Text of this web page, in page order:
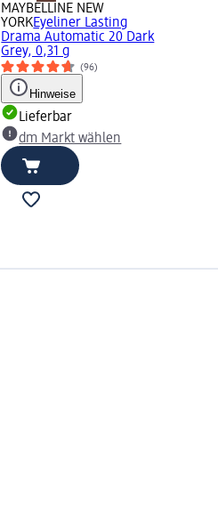
MAYBELLINE NEW
YORKEyeliner Lasting
Drama Automatic 20 Dark
Grey, 0,31 g
(96)
Hinweise
Lieferbar
dm Markt wählen